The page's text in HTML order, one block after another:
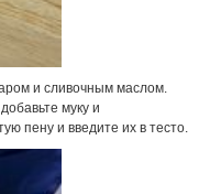
и сливочным маслом.
муку и
пену и введите их в тесто.